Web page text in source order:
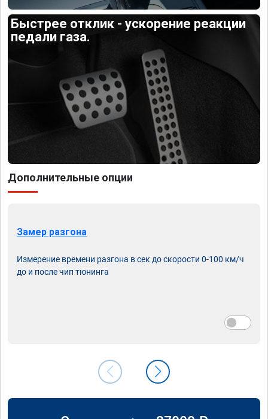
Быстрее отклик - ускорение реакции
педали газа.
Дополнительные опции
Замер разгона
Измерение времени разгона в сек до скорости 0-100 км/ч
до и после чип тюнинга